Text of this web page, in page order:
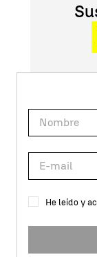
He leído y